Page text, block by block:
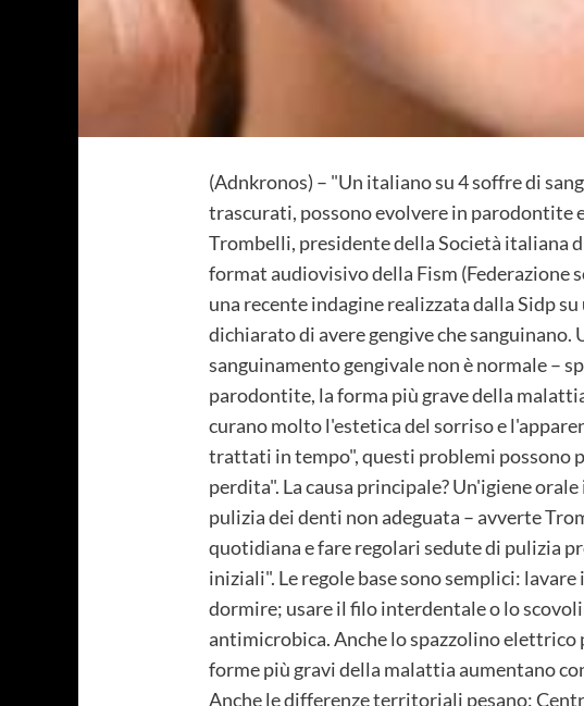
(Adnkronos) – "Un italiano su 4 soffre di
trascurati, possono evolvere in parodontite
Trombelli, presidente della Società italiana
format audiovisivo della Fism (Federazione
una recente indagine realizzata dalla Sidp
dichiarato di avere gengive che
sanguinamento gengivale non è normale –
parodontite, la forma più grave della
curano molto l'estetica del sorriso e
trattati in tempo", questi problemi possono
perdita". La causa principale? Un'igiene
pulizia dei denti non adeguata – avverte
quotidiana e fare regolari sedute di pulizia
iniziali". Le regole base sono semplici:
dormire; usare il filo interdentale o lo
antimicrobica. Anche lo spazzolino elettrico
forme più gravi della malattia aumentano
Anche le differenze territoriali pesano: